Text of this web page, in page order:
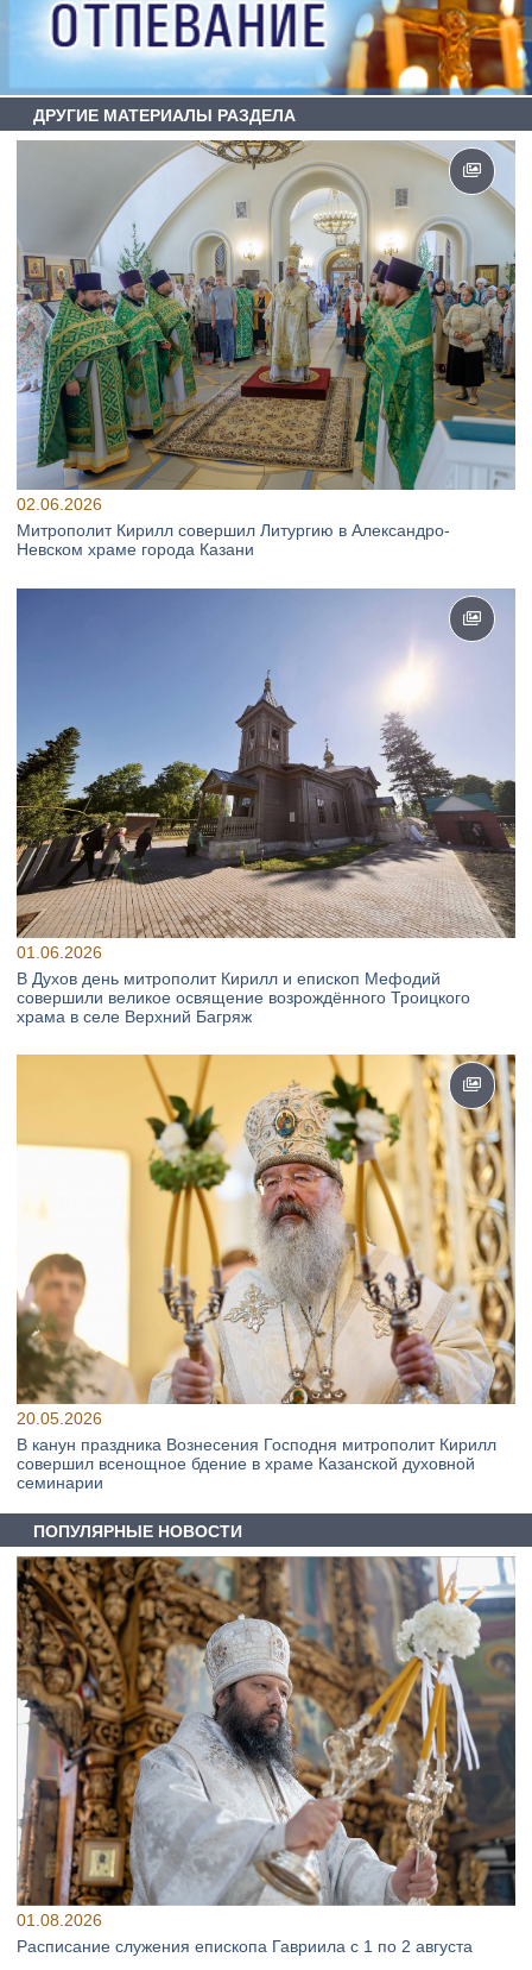
ДРУГИЕ МАТЕРИАЛЫ РАЗДЕЛА
02.06.2026
Митрополит Кирилл совершил Литургию в Александро-
Невском храме города Казани
01.06.2026
В Духов день митрополит Кирилл и епископ Мефодий
совершили великое освящение возрождённого Троицкого
храма в селе Верхний Багряж
20.05.2026
В канун праздника Вознесения Господня митрополит Кирилл
совершил всенощное бдение в храме Казанской духовной
семинарии
ПОПУЛЯРНЫЕ НОВОСТИ
01.08.2026
Расписание служения епископа Гавриила с 1 по 2 августа